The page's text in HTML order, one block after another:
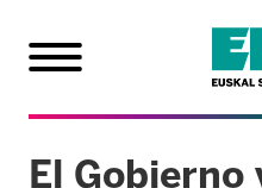
El Gobierno